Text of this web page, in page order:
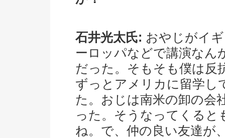
石井光太氏: おやじがイ
ーロッパなどで講演なん
だった。そもそも僕は反
ずっとアメリカに留学し
た。おじは南米の卸の会
った。そうなってくると
ね。で、仲の良い友達が